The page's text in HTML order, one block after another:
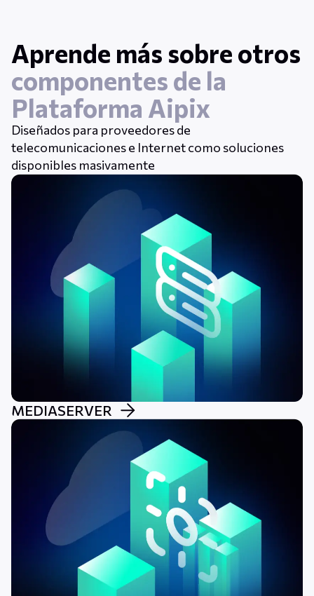
Aprende más sobre otros
componentes de la
Plataforma Aipix
Diseñados para proveedores de
telecomunicaciones e Internet como soluciones
disponibles masivamente
MEDIASERVER